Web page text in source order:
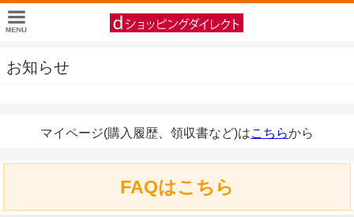
お知らせ
マイページ(購入履歴、領収書など)はこちらから
FAQはこちら